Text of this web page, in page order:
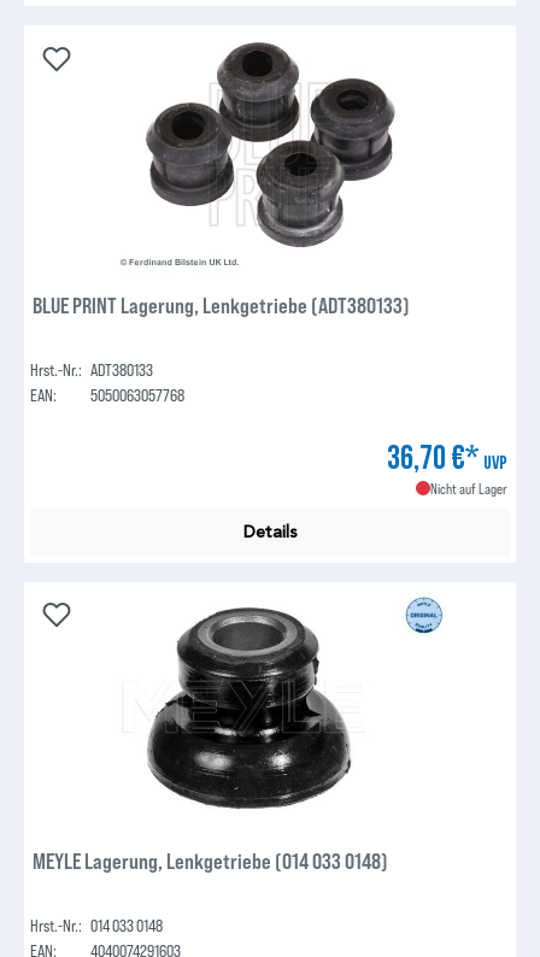
BLUE PRINT Lagerung, Lenkgetriebe (ADT380133)
Hrst.-Nr.: ADT380133
EAN:
5050063057768
36,70 €* UVP
Nicht auf Lager
Details
MEYLE Lagerung, Lenkgetriebe (014 033 0148)
Hrst.-Nr.: 014 033 0148
EAN:
4040074291603